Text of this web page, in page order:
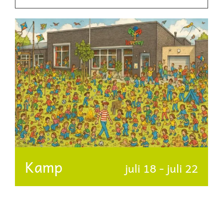
Kamp juli 18- juli 22